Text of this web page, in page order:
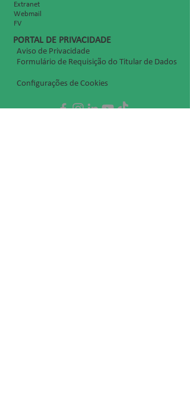
Extranet
Webmail
FV
PORTAL DE PRIVACIDADE
Aviso de Privacidade
Formulário de Requisição do Titular de Dados
Configurações de Cookies